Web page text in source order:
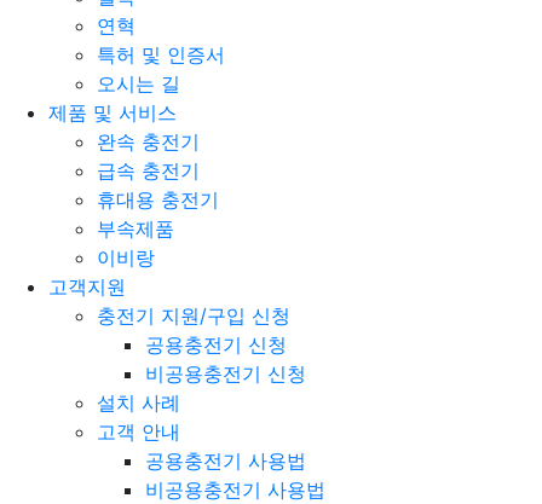
연혁
특허 및 인증서
오시는 길
제품 및 서비스
완속 충전기
급속 충전기
휴대용 충전기
부속제품
이비랑
고객지원
충전기 지원/구입 신청
공용충전기 신청
비공용충전기 신청
설치 사례
고객 안내
공용충전기 사용법
비공용충전기 사용법